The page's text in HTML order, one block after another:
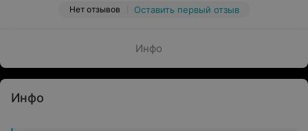
Нет отзывов Оставить первый отзыв
Инфо
Инфо